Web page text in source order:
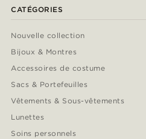
CATÉGORIES
Nouvelle collection
Bijoux & Montres
Accessoires de costume
Sacs & Portefeuilles
Vêtements & Sous-vêtements
Lunettes
Soins personnels